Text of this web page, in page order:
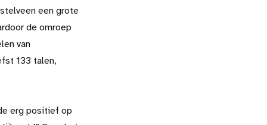
een grote
de omroep
van
133 talen,
erg positief op